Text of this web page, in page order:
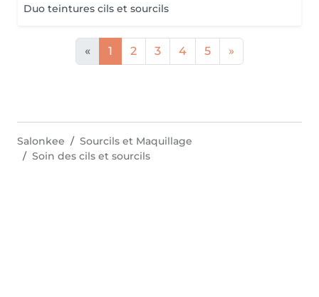
Duo teintures cils et sourcils
« 1 2 3 4 5 »
Salonkee
Sourcils et Maquillage
Soin des cils et sourcils